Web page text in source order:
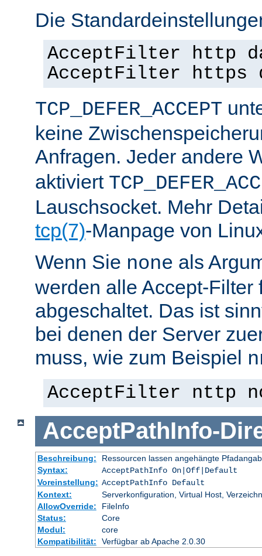
Die
AcceptFilter http
AcceptFilter https
TCP_DEFER_ACCEPT
keine
Anfragen. Jeder andere
aktiviert
Lauschsocket. Mehr
tcp(7)-Manpage von
Wenn Sie none als
werden alle Accept-Filter
abgeschaltet. Das ist
bei denen der Server
muss, wie zum Beispiel
AcceptFilter nttp
AcceptPathInfo-
Beschreibung:
Ressourcen lassen angehängte
Syntax:
AcceptPathInfo On|Off|Default
Voreinstellung: AcceptPathInfo Default
Kontext:
Serverkonfiguration, Virtual Host,
AllowOverride:
FileInfo
Status:
Core
Modul:
core
Kompatibilität:
Verfügbar ab Apache 2.0.30